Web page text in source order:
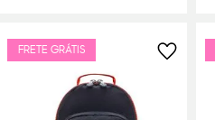
FRETE GRÁTIS